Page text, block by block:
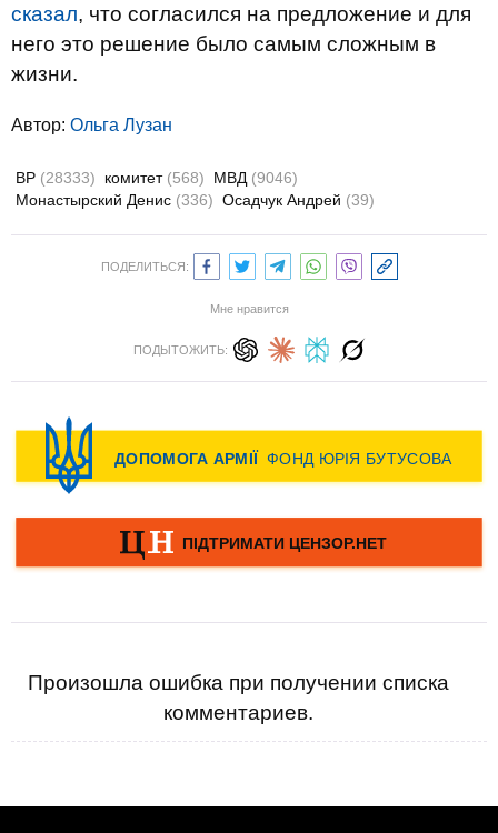
сказал, что согласился на предложение и для
него это решение было самым сложным в
жизни.
Автор: Ольга Лузан
ВР (28333) комитет (568) МВД (9046)
Монастырский Денис (336) Осадчук Андрей (39)
ПОДЕЛИТЬСЯ:
Мне нравится
ПОДЫТОЖИТЬ:
Произошла ошибка при получении списка
комментариев.